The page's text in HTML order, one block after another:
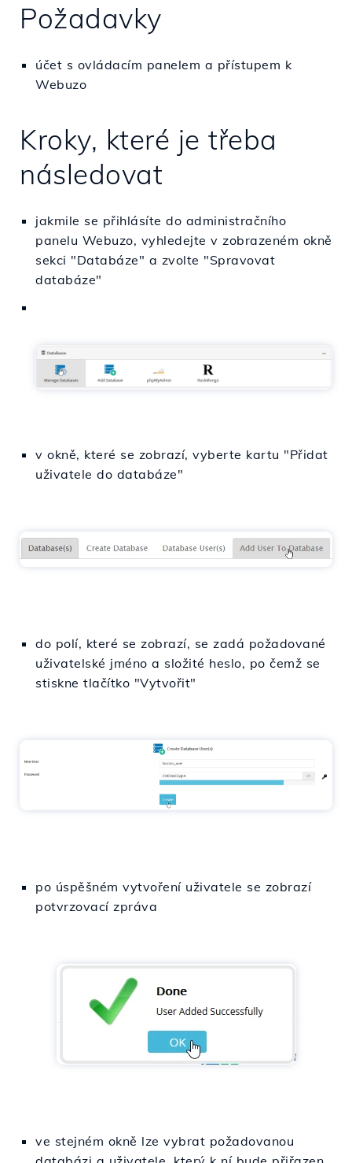
Požadavky
účet s ovládacím panelem a přístupem k
Webuzo
Kroky, které je třeba
následovat
jakmile se přihlásíte do administračního
panelu Webuzo, vyhledejte v zobrazeném okně
sekci "Databáze" a zvolte "Spravovat
databáze"
v okně, které se zobrazí, vyberte kartu "Přidat
uživatele do databáze"
do polí, které se zobrazí, se zadá požadované
uživatelské jméno a složité heslo, po čemž se
stiskne tlačítko "Vytvořit"
po úspěšném vytvoření uživatele se zobrazí
potvrzovací zpráva
ve stejném okně lze vybrat požadovanou